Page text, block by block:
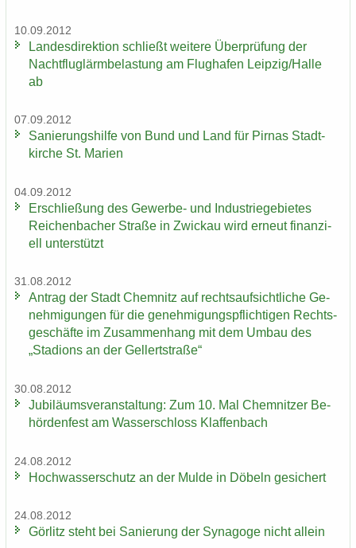
10.09.2012
Lan­des­di­rek­ti­on schließt wei­te­re Über­prü­fung der
Nacht­flug­lärm­be­las­tung am Flug­ha­fen Leip­zig/Halle
ab
07.09.2012
Sa­nie­rungs­hil­fe von Bund und Land für Pirnas Stadt­
kir­che St. Ma­ri­en
04.09.2012
Er­schlie­ßung des Gewerbe-​ und In­dus­trie­ge­bie­tes
Rei­chen­ba­cher Stra­ße in Zwi­ckau wird er­neut fi­nan­zi­
ell un­ter­stützt
31.08.2012
An­trag der Stadt Chem­nitz auf rechts­auf­sicht­li­che Ge­
neh­mi­gun­gen für die ge­neh­mi­gungs­pflich­ti­gen Rechts­
ge­schäf­te im Zu­sam­men­hang mit dem Umbau des
„Sta­di­ons an der Gel­lert­stra­ße“
30.08.2012
Ju­bi­lä­ums­ver­an­stal­tung: Zum 10. Mal Chem­nit­zer Be­
hör­den­fest am Was­ser­schloss Klaf­fen­bach
24.08.2012
Hoch­was­ser­schutz an der Mulde in Dö­beln ge­si­chert
24.08.2012
Gör­litz steht bei Sa­nie­rung der Syn­ago­ge nicht al­lein